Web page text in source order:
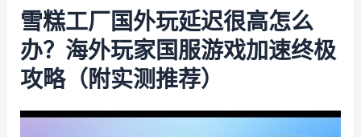
雪糕工厂国外玩延迟很高怎么
办？海外玩家国服游戏加速终极
攻略（附实测推荐）